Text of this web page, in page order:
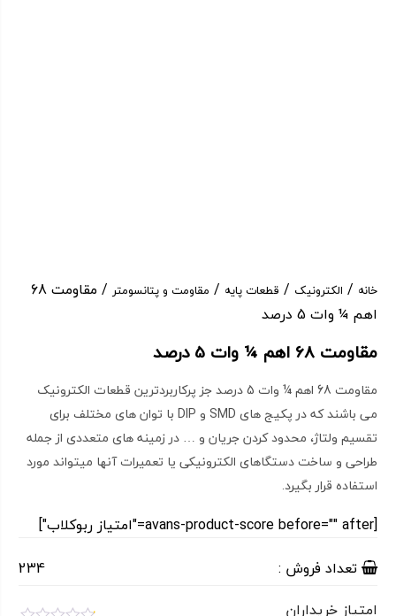
خانه / الکترونیک / قطعات پایه / مقاومت و پتانسومتر
/ مقاومت 68
اهم ¼ وات 5 درصد
مقاومت 68 اهم ¼ وات 5 درصد
مقاومت 68 اهم ¼ وات 5 درصد جز پرکاربردترین قطعات الکترونیک
می باشند که در پکیج های SMD و DIP با توان های مختلف برای
تقسیم ولتاژ، محدود کردن جریان و … در زمینه های متعددی از جمله
طراحی و ساخت دستگاهای الکترونیکی یا تعمیرات آنها میتواند مورد
استفاده قرار بگیرد.
[avans-product-score before="" after="امتیاز ربوکلاب"]
تعداد فروش :
234
امتیاز خریداران